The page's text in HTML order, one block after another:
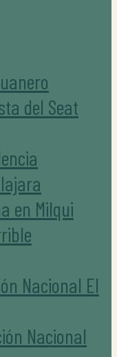
del Seat
en Milqui
Nacional El
Nacional